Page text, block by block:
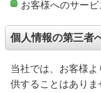
お客様へのサー
個人情報の第三者
当社では、お客様
供することはありま